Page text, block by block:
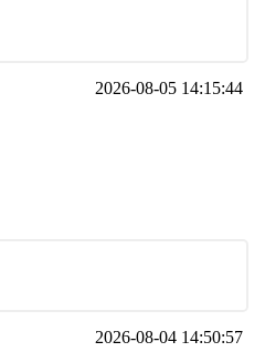
2026-08-05 14:15:44
2026-08-04 14:50:57